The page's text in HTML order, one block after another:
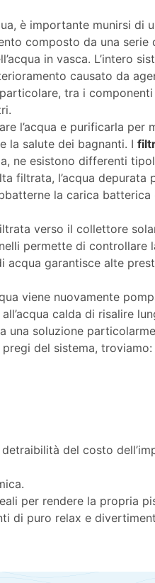
è importante munirsi di
composto da una serie
in vasca. L’intero
causato da
tra i
l’acqua e purificarla per
la salute dei bagnanti. I
ne esistono differenti
filtrata, l’acqua depurata
la carica batterica
verso il collettore
permette di controllare
garantisce alte
viene nuovamente
calda di risalire
una soluzione
pregi del sistema, troviamo:
del costo
per rendere la propria
di puro relax e